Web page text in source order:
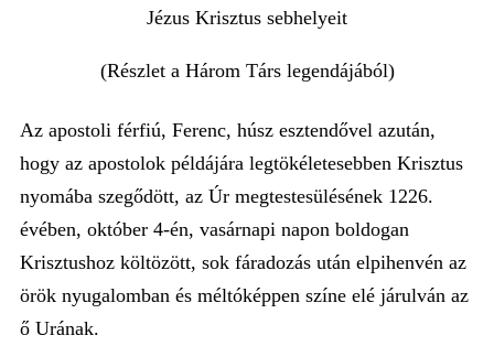
Jézus Krisztus sebhelyeit
(Részlet a Három Társ legendájából)
Az apostoli férfiú, Ferenc, húsz esztendővel azután,
hogy az apostolok példájára legtökéletesebben Krisztus
nyomába szegődött, az Úr megtestesülésének 1226.
évében, október 4-én, vasárnapi napon boldogan
Krisztushoz költözött, sok fáradozás után elpihenvén az
örök nyugalomban és méltóképpen színe elé járulván az
ő Urának.